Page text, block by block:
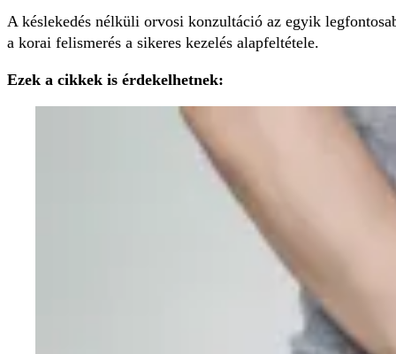
A késlekedés nélküli orvosi konzultáció az egyik
a korai felismerés a sikeres kezelés alapfeltétele.
Ezek a cikkek is érdekelhetnek: